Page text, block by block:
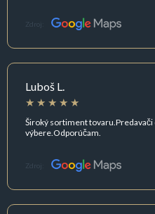
Zdroj:
Luboš L.
Široký sortiment
výbere.Odporúčam.
Zdroj: